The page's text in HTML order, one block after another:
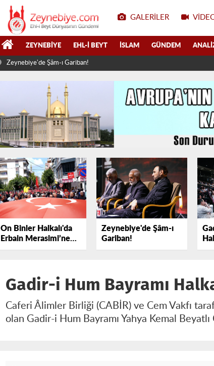
GALERILER
ZEYNEBIYE EHL-I BEYT İSLAM GÜNDEM
Zeynebiye'de Şâm-ı Gariban!
On Binler Halkalı'da
Erbain Merasimi’ne
Katıldı
Zeynebiye'de Şâm-ı
Gariban!
Gadir-i Hum Bayramı
Caferi Âlimler Birliği (CABİR) ve Cem Vakfı
olan Gadir-i Hum Bayramı Yahya Kemal